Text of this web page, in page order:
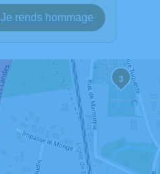
Je rends hommage
3